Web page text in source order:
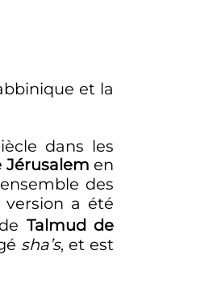
et la
dans les
Jérusalem en
des
a été
Talmud de
sha’s, et est